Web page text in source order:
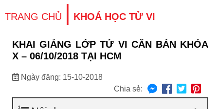
TRANG CHỦ | KHOÁ HỌC TỬ VI
KHAI GIẢNG LỚP TỬ VI CĂN BẢN KHÓA
X – 06/10/2018 TẠI HCM
Ngày đăng: 15-10-2018
Chia sẻ: